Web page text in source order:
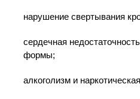
нарушение свертывания
сердечная
формы;
алкоголизм и